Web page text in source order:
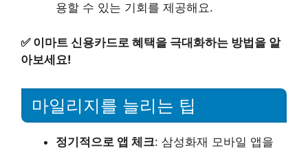
용할 수 있는 기회를 제공해요.
✅ 이마트 신용카드로 혜택을 극대화하는 방법을 알
아보세요!
마일리지를 늘리는 팁
정기적으로 앱 체크: 삼성화재 모바일 앱을